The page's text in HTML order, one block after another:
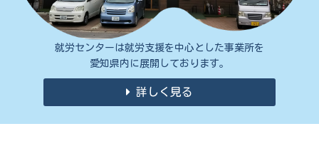
就労センターは就労支援を中心とした事業所を
愛知県内に展開しております。
詳しく見る